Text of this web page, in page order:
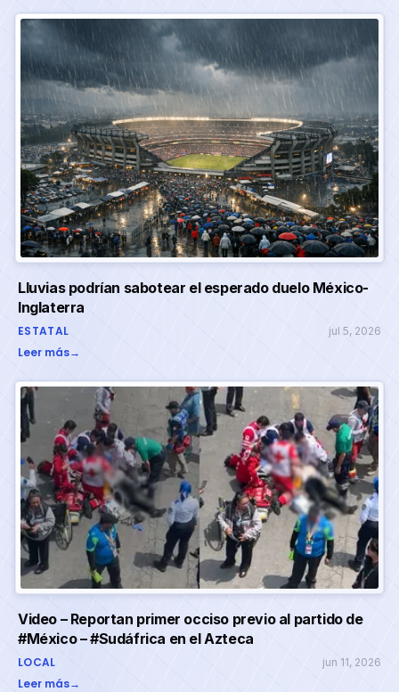
Lluvias podrían sabotear el esperado duelo México-
Inglaterra
ESTATAL jul 5, 2026
Leer más→
Video – Reportan primer occiso previo al partido de
#México – #Sudáfrica en el Azteca
LOCAL jun 11, 2026
Leer más→